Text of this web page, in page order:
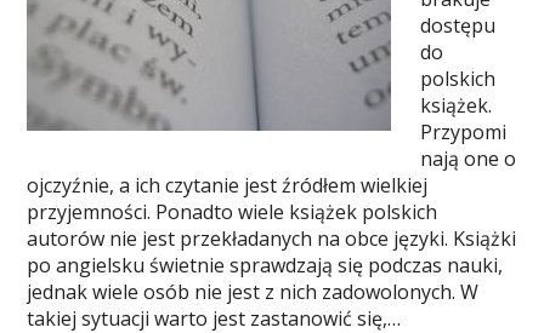
dostępu
do
polskich
książek.
Przypomi
nają one o
ojczyźnie, a ich czytanie jest źródłem wielkiej
przyjemności. Ponadto wiele książek polskich
autorów nie jest przekładanych na obce języki. Książki
po angielsku świetnie sprawdzają się podczas nauki,
jednak wiele osób nie jest z nich zadowolonych. W
takiej sytuacji warto jest zastanowić się,…